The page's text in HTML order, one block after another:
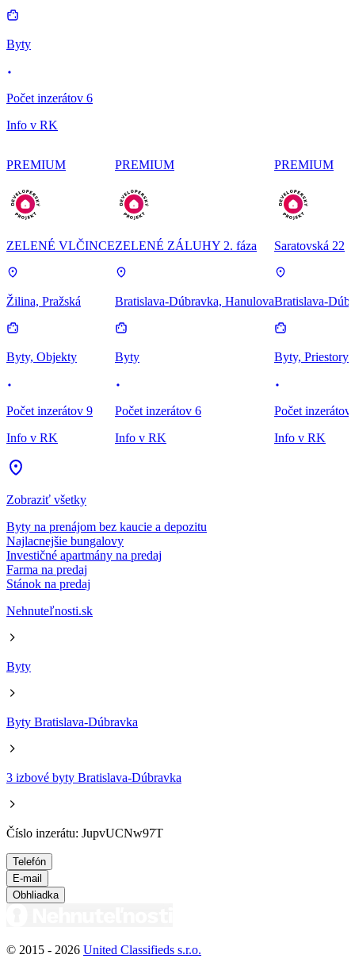
Byty
Počet inzerátov 6
Info v RK
PREMIUM
ZELENÉ VLČINCE
Žilina, Pražská
Byty, Objekty
Počet inzerátov 9
Info v RK
PREMIUM
ZELENÉ ZÁLUHY 2. fáza
Bratislava-Dúbravka, Hanulova
Byty
Počet inzerátov 6
Info v RK
PREMIUM
Saratovská 22
Bratislava-
Byty, Priestory
Počet inzerátov
Info v RK
Zobraziť všetky
Byty na prenájom bez kaucie a depozitu
Najlacnejšie bungalovy
Investičné apartmány na predaj
Farma na predaj
Stánok na predaj
Nehnuteľnosti.sk
Byty
Byty Bratislava-Dúbravka
3 izbové byty Bratislava-Dúbravka
Číslo inzerátu: JupvUCNw97T
Telefón
E-mail
Obhliadka
© 2015 - 2026 United Classifieds s.r.o.